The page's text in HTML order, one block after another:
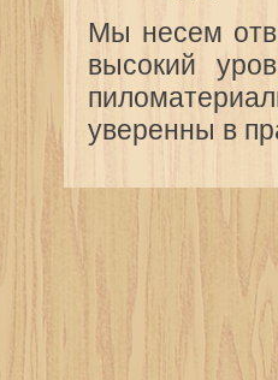
Мы несем
высокий
уверенны в